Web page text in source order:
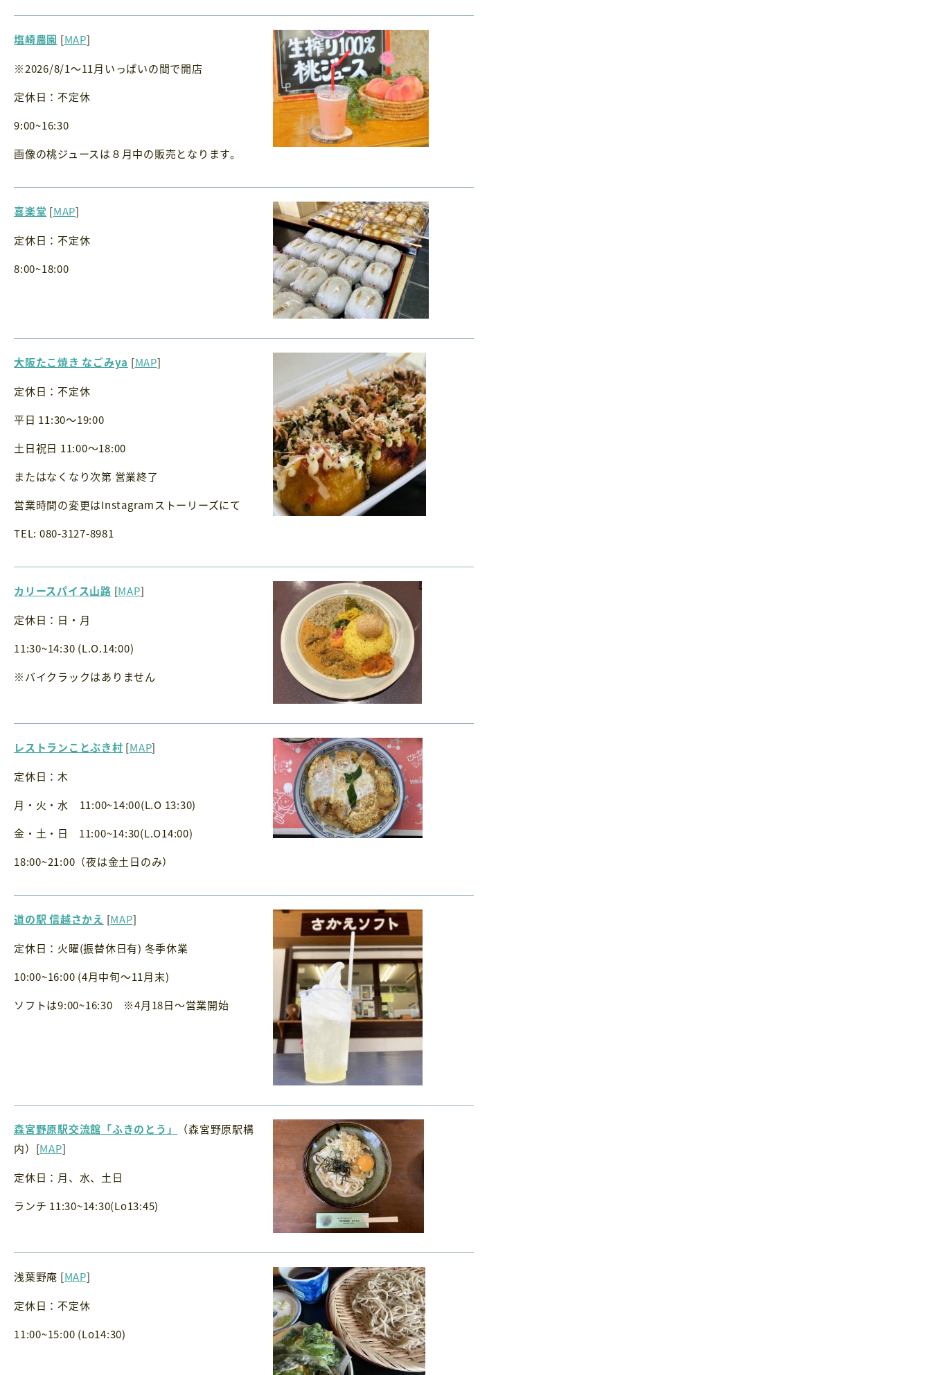
塩崎農園 [MAP]
※2026/8/1〜11月いっぱいの間で開店
定休日：不定休
9:00~16:30
画像の桃ジュースは８月中の販売となります。
喜楽堂 [MAP]
定休日：不定休
8:00~18:00
大阪たこ焼き なごみya [MAP]
定休日：不定休
平日 11:30〜19:00
土日祝日 11:00〜18:00
またはなくなり次第 営業終了
営業時間の変更はInstagramストーリーズにて
TEL: 080-3127-8981
カリースパイス山路 [MAP]
定休日：日・月
11:30~14:30 (L.O.14:00)
※バイクラックはありません
レストランことぶき村 [MAP]
定休日：木
月・火・水 11:00~14:00(L.O 13:30)
金・土・日 11:00~14:30(L.O14:00)
18:00~21:00（夜は金土日のみ）
道の駅 信越さかえ [MAP]
定休日：火曜(振替休日有) 冬季休業
10:00~16:00 (4月中旬～11月末)
ソフトは9:00~16:30 ※4月18日～営業開始
森宮野原駅交流館「ふきのとう」
（森宮野原駅構
内）[MAP]
定休日：月、水、土日
ランチ 11:30~14:30(Lo13:45)
浅葉野庵 [MAP]
定休日：不定休
11:00~15:00 (Lo14:30)